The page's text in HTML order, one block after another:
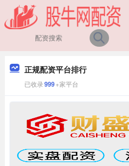
正规配资平台排行
已收录999+家平台